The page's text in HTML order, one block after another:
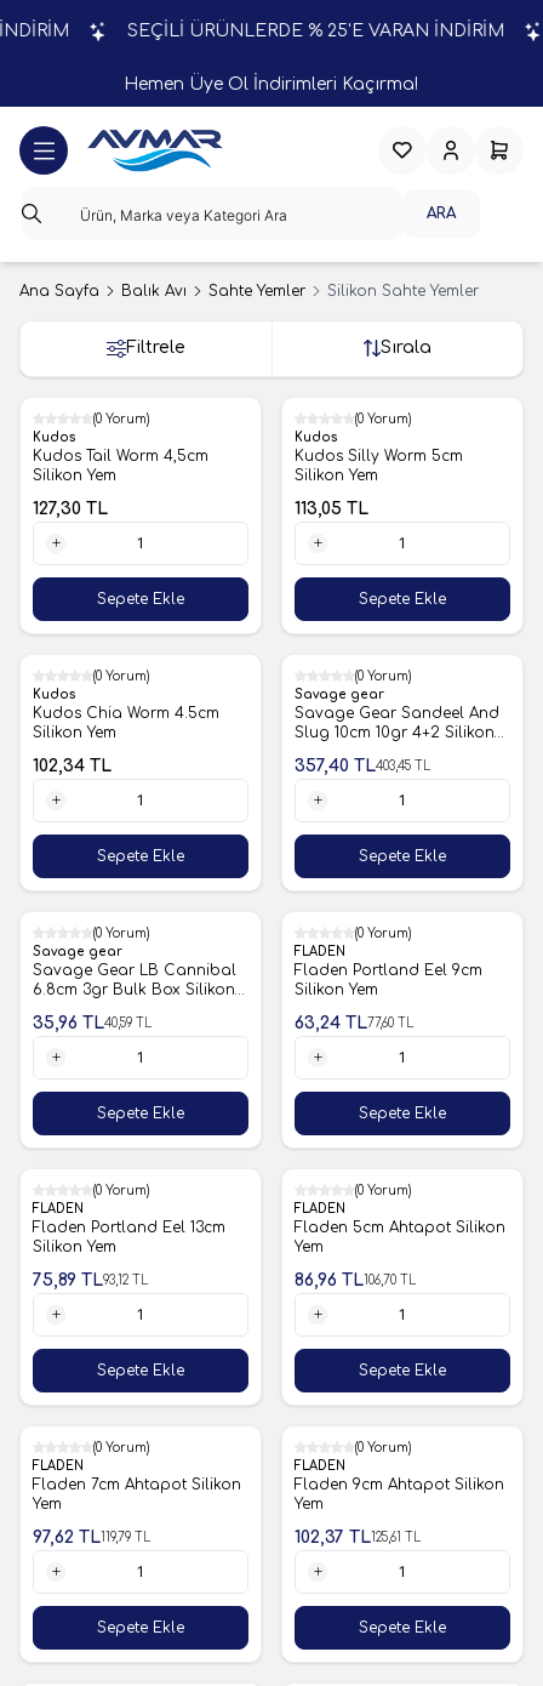
SEÇİLİ ÜRÜNLERDE % 25'E VARAN İNDİRİM
Hemen Üye Ol İndirimleri Kaçırma!
ARA
FavorilerimHesabım
Ana Sayfa Balık Avı Sahte Yemler Silikon Sahte Yemler
Filtrele Sırala
(0 Yorum)
Kudos
Kudos Tail Worm 4,5cm
Silikon Yem
127,30 TL
Sepete Ekle
(0 Yorum)
Kudos
Kudos Silly Worm 5cm
Silikon Yem
113,05 TL
Sepete Ekle
(0 Yorum)
Kudos
Kudos Chia Worm 4.5cm
Silikon Yem
102,34 TL
Sepete Ekle
(0 Yorum)
Savage gear
Savage Gear Sandeel And
Slug 10cm 10gr 4+2 Silikon
403,45 TL
357,40 TL
Sepete Ekle
(0 Yorum)
Savage gear
Savage Gear LB Cannibal
6.8cm 3gr Bulk Box Silikon
40,59 TL
35,96 TL
Sepete Ekle
(0 Yorum)
FLADEN
Fladen Portland Eel 9cm
Silikon Yem
77,60 TL
63,24 TL
Sepete Ekle
(0 Yorum)
FLADEN
Fladen Portland Eel 13cm
Silikon Yem
93,12 TL
75,89 TL
Sepete Ekle
(0 Yorum)
FLADEN
Fladen 5cm Ahtapot Silikon
Yem
106,70 TL
86,96 TL
Sepete Ekle
(0 Yorum)
FLADEN
Fladen 7cm Ahtapot Silikon
Yem
119,79 TL
97,62 TL
Sepete Ekle
(0 Yorum)
FLADEN
Fladen 9cm Ahtapot Silikon
Yem
125,61 TL
102,37 TL
Sepete Ekle